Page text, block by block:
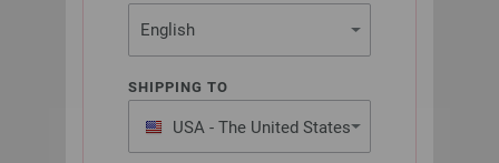
SHIPPING TO
USA - The United States
of America